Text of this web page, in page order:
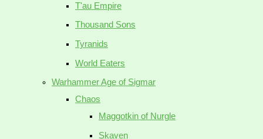
T'au Empire
Thousand Sons
Tyranids
World Eaters
Warhammer Age of Sigmar
Chaos
Maggotkin of Nurgle
Skaven